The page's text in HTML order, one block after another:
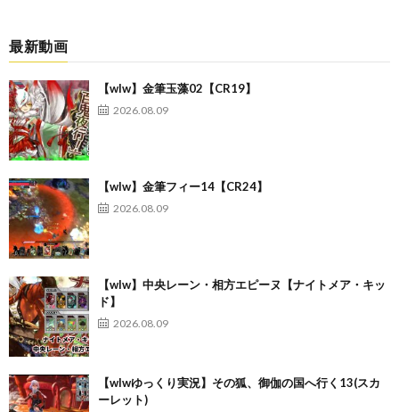
最新動画
【wlw】金筆玉藻02【CR19】
2026.08.09
【wlw】金筆フィー14【CR24】
2026.08.09
【wlw】中央レーン・相方エピーヌ【ナイトメア・キッ
ド】
2026.08.09
【wlwゆっくり実況】その狐、御伽の国へ行く13(スカ
ーレット)